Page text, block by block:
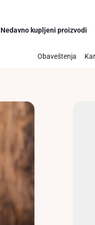
Nedavno kupljeni proizvodi
Obaveštenja